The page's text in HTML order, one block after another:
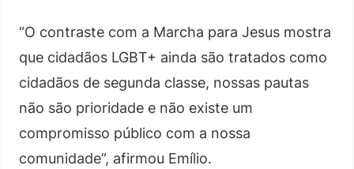
“O contraste com a Marcha para Jesus mostra
que cidadãos LGBT+ ainda são tratados como
cidadãos de segunda classe, nossas pautas
não são prioridade e não existe um
compromisso público com a nossa
comunidade”, afirmou Emílio.